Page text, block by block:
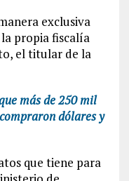
exclusiva
propia fiscalía
el titular de la
más de 250 mil
dólares y
que tiene para